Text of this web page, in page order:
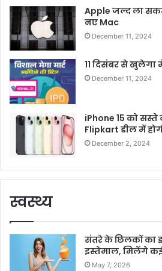
Apple जल्द ला
नए Mac
December 11, 2024
11 दिसंबर से खुलेगा
December 11, 2024
iPhone 15 को
Flipkart डील में
December 2, 2024
स्वस्थ्य
संतरे के छिलकों का
इस्तेमाल, मिलेंगे कई
May 7, 2026